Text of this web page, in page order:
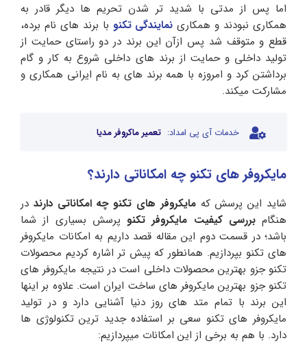
اما پس از مدتی با شدید تر شدن تحریم ها دیگر قادر به
همکاری نبودند و همکاری نمایندگی تکنو با برند های نام برده،
قطع و متوقف شد پس ازآن این برند در دو راستای حمایت از
تولید داخلی و حمایت از برند های داخلی شروع به کار و گام
برداشتن کرد و امروزه با همه برند های به نام ایرانی همکاری و
مشارکت میکند.
خدمات آی پی امداد: تعمیر ماکروفر مدیا
مایکروفر های تکنو چه امکاناتی دارند؟
شاید این پرسش کهمایکروفر های تکنو چه امکاناتی دارند در
هنگامبررسی کیفیت مایکروفر تکنو پرسش بسیاری از شما
باشد؛ در قسمت دوم این مقاله قصد داریم به امکانات مایکروفر
های تکنو بپردازیم. همانطور که پیش تر اشاره کردیم محصولات
تکنو جزو بهترین محصولات داخلی است در نتیجه مایکروفر های
تکنو جزو بهترین مایکروفر های ساخت ایران است. علاوه بر اینها
این برند با تمام متد های روز دنیا آشنایی دارد و در تولید
مایکروفر های تکنو سعی بر استفاده جدید ترین تکنولوژی ها
دارد. با هم به برخی از این امکانات میپردازیم: